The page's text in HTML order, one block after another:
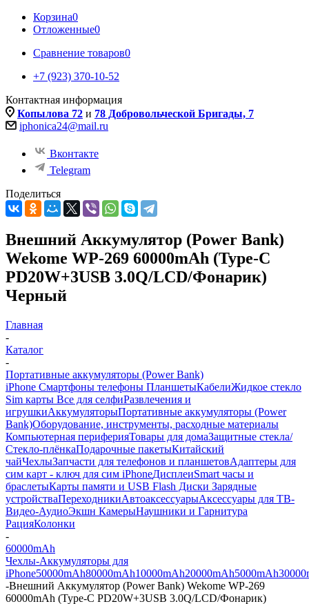
Корзина0
Отложенные0
Сравнение товаров0
+7 (923) 370-10-52
Контактная информация
Копылова 72 и 78 Добровольческой Бригады, 7
iphonica24@mail.ru
Вконтакте
Telegram
Поделиться
Внешний Аккумулятор (Power Bank)
Wekome WP-269 60000mAh (Type-C
PD20W+3USB 3.0Q/LCD/Фонарик)
Черный
Главная
-
Каталог
-
Портативные аккумуляторы (Power Bank)
iPhone Смартфоны телефоны ПланшетыКабелиЖидкое стекло
Sim карты Все для селфиРазвлечения и
игрушкиАккумуляторыПортативные аккумуляторы (Power
Bank)Оборудование, инструменты, расходные материалы
Компьютерная периферияТовары для домаЗащитные стекла/
Стекло-плёнкаПодарочные пакетыКитайский
чайЧехлыЗапчасти для телефонов и планшетовАдаптеры для
сим карт - ключ для сим iPhoneДисплеиSmart часы и
браслетыКарты памяти и USB Flash Диски Зарядные
устройстваПереходникиАвтоаксессуарыАксессуары для ТВ-
Видео-АудиоЭкшн КамерыНаушники и Гарнитура
РацияКолонки
-
60000mAh
Чехлы-Аккумуляторы для
iPhone50000mAh80000mAh10000mAh20000mAh5000mAh
-Внешний Аккумулятор (Power Bank) Wekome WP-269
60000mAh (Type-C PD20W+3USB 3.0Q/LCD/Фонарик)